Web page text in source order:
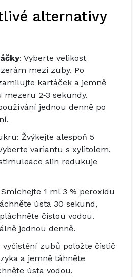
alternativy
: Vyberte velikost
mezi zuby. Po
kartáček a jemně
2‑3 sekundy.
jednou denně po
Žvýkejte alespoň 5
variantu s xylitolem,
slin redukuje
1 ml 3 % peroxidu
ústa 30 sekund,
čistou vodou.
jednou denně.
vyčistění zubů položte čistič
a jemně táhněte
ústa vodou.